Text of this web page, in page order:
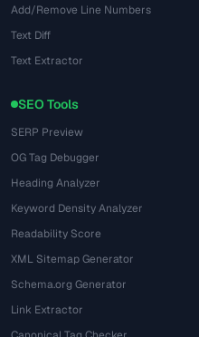
Add/Remove Line Numbers
Text Diff
Text Extractor
SEO Tools
SERP Preview
OG Tag Debugger
Heading Analyzer
Keyword Density Analyzer
Readability Score
XML Sitemap Generator
Schema.org Generator
Link Extractor